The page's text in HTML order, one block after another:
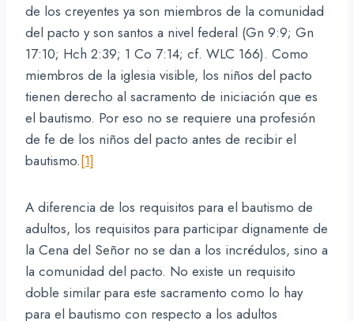
de los creyentes ya son miembros de la comunidad
del pacto y son santos a nivel federal (Gn 9:9; Gn
17:10; Hch 2:39; 1 Co 7:14; cf. WLC 166). Como
miembros de la iglesia visible, los niños del pacto
tienen derecho al sacramento de iniciación que es
el bautismo. Por eso no se requiere una profesión
de fe de los niños del pacto antes de recibir el
bautismo.[1]
A diferencia de los requisitos para el bautismo de
adultos, los requisitos para participar dignamente de
la Cena del Señor no se dan a los incrédulos, sino a
la comunidad del pacto. No existe un requisito
doble similar para este sacramento como lo hay
para el bautismo con respecto a los adultos